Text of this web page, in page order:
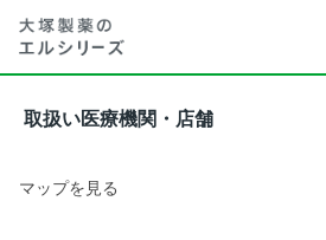
取扱い医療機関・店舗
マップを見る